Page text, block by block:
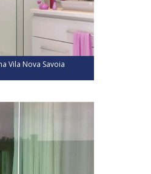
Vila Nova Savoia